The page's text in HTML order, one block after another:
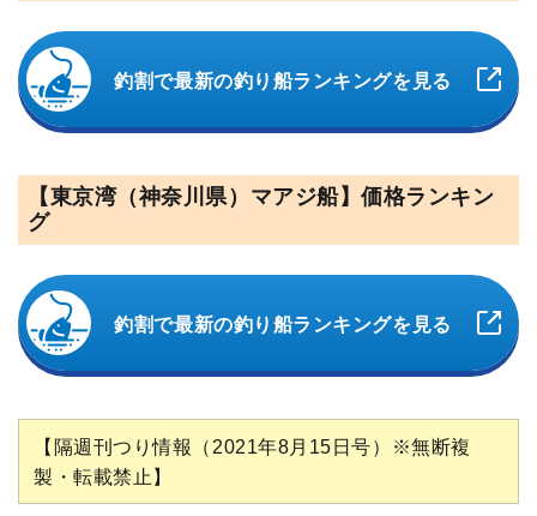
釣割で最新の釣り船ランキングを見る
【東京湾（神奈川県）マアジ船】価格ランキン
グ
釣割で最新の釣り船ランキングを見る
【隔週刊つり情報（2021年8月15日号）※無断複
製・転載禁止】